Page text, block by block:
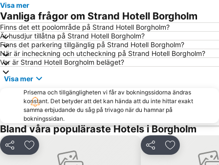
Visa mer
Vanliga frågor om Strand Hotell Borgholm
Finns det ett poolområde på Strand Hotell Borgholm?
Är husdjur tillåtna på Strand Hotell Borgholm?
Finns det parkering tillgänglig på Strand Hotell Borgholm?
När är incheckning och utcheckning på Strand Hotell Borgholm?
Var är Strand Hotell Borgholm beläget?
Visa mer
Priserna och tillgängligheten vi får av bokningssidorna ändras
konstant. Det betyder att det kan hända att du inte hittar exakt
samma erbjudande du såg på trivago när du hamnar på
bokningssidan.
Bland våra populäraste Hotels i Borgholm
Dela Lägg till i Mina Favoriter Dela Lägg till i